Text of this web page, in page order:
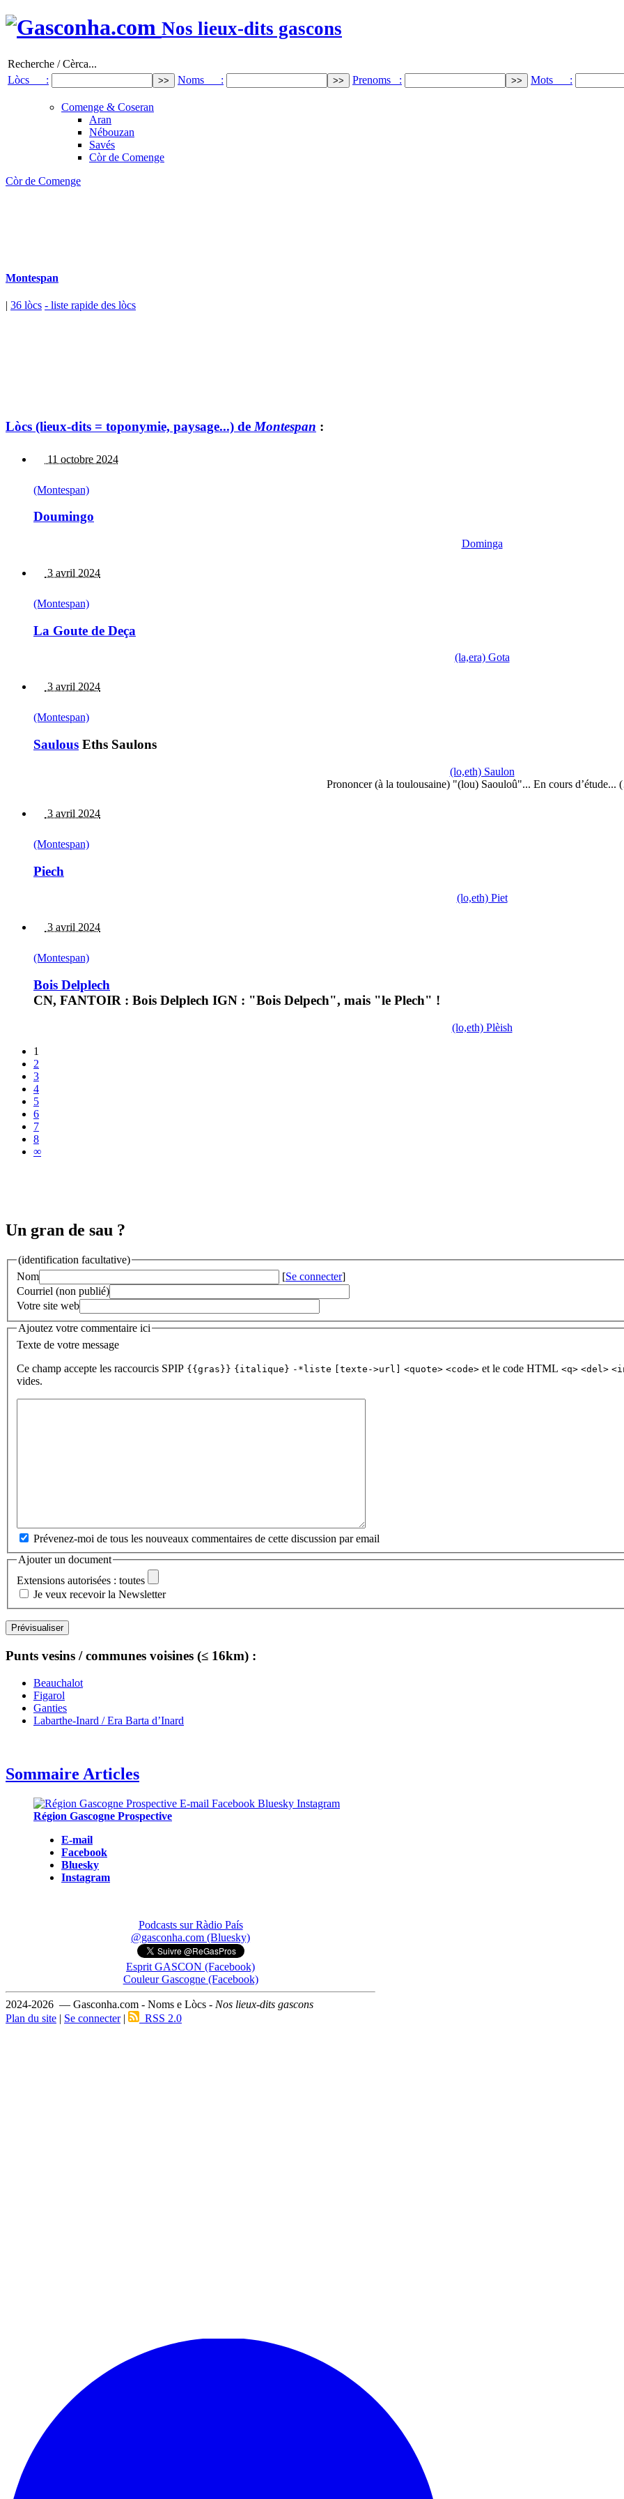
Nos lieux-dits gascons
Recherche / Cèrca...
Lòcs :
Noms : Prenoms : Mots :
Comenge & Coseran
Aran
Nébouzan
Savés
Còr de Comenge
Còr de Comenge
Montespan
| 36 lòcs - liste rapide des lòcs
Lòcs (lieux-dits = toponymie, paysage...) de Montespan :
11 octobre 2024
(Montespan)
Doumingo
Dominga
3 avril 2024
(Montespan)
La Goute de Deça
(la,era) Gota
3 avril 2024
(Montespan)
Saulous Eths Saulons
(lo,eth) Saulon
Prononcer (à la toulousaine) "(lou) Saouloû"... En cours
3 avril 2024
(Montespan)
Piech
(lo,eth) Piet
3 avril 2024
(Montespan)
Bois Delplech
CN, FANTOIR : Bois Delplech IGN : "Bois Delpech", mais "le Plech" !
(lo,eth) Plèish
1
2
3
4
5
6
7
8
∞
Un gran de sau ?
(identification facultative)
Nom
[Se connecter]
Courriel (non publié)
Votre site web
Ajoutez votre commentaire ici
Texte de votre message
Ce champ accepte les raccourcis SPIP {{gras}} {italique} -*liste [texte->url] <quote> <code> et le code HTML <q> <del>
vides.
Prévenez-moi de tous les nouveaux commentaires de cette discussion par email
Ajouter un document
Extensions autorisées : toutes
Je veux recevoir la Newsletter
Punts vesins / communes voisines (≤ 16km) :
Beauchalot
Figarol
Ganties
Labarthe-Inard / Era Barta d’Inard
Sommaire Articles
Région Gascogne Prospective
E-mail
Facebook
Bluesky
Instagram
Podcasts sur Ràdio País
@gasconha.com (Bluesky)
Esprit GASCON (Facebook)
Couleur Gascogne (Facebook)
2024-2026 — Gasconha.com - Noms e Lòcs - Nos lieux-dits gascons
Plan du site | Se connecter| RSS 2.0